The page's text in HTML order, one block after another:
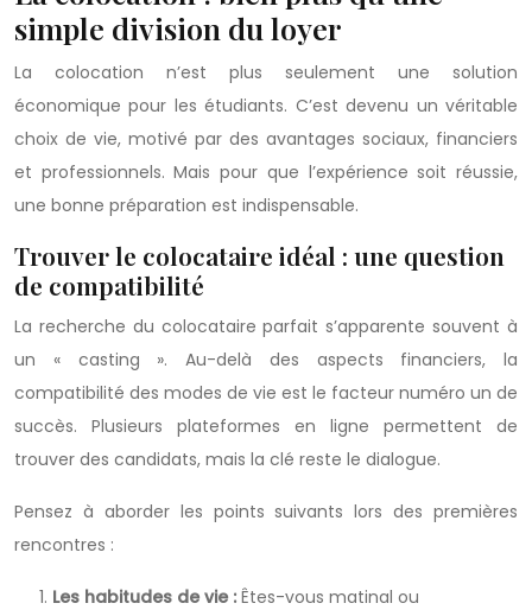
simple division du loyer
La colocation n’est plus seulement une solution
économique pour les étudiants. C’est devenu un véritable
choix de vie, motivé par des avantages sociaux, financiers
et professionnels. Mais pour que l’expérience soit réussie,
une bonne préparation est indispensable.
Trouver le colocataire idéal : une question
de compatibilité
La recherche du colocataire parfait s’apparente souvent à
un « casting ». Au-delà des aspects financiers, la
compatibilité des modes de vie est le facteur numéro un de
succès. Plusieurs plateformes en ligne permettent de
trouver des candidats, mais la clé reste le dialogue.
Pensez à aborder les points suivants lors des premières
rencontres :
Les habitudes de vie : Êtes-vous matinal ou